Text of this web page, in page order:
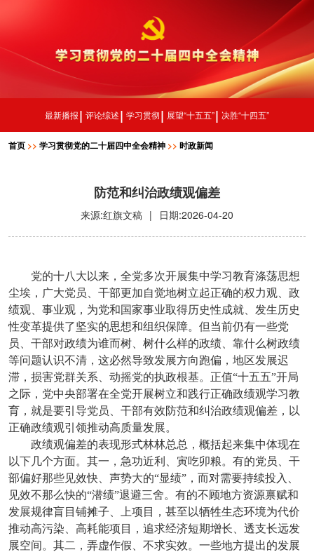
最新播报 评论综述 学习贯彻 展望“十五五” 决胜“十四五”
首页 >> 学习贯彻党的二十届四中全会精神 >> 时政新闻
防范和纠治政绩观偏差
来源:红旗文稿 | 日期:2026-04-20
党的十八大以来，全党多次开展集中学习教育涤荡思想
尘埃，广大党员、干部更加自觉地树立起正确的权力观、政
绩观、事业观，为党和国家事业取得历史性成就、发生历史
性变革提供了坚实的思想和组织保障。但当前仍有一些党
员、干部对政绩为谁而树、树什么样的政绩、靠什么树政绩
等问题认识不清，这必然导致发展方向跑偏，地区发展迟
滞，损害党群关系、动摇党的执政根基。正值“十五五”开局
之际，党中央部署在全党开展树立和践行正确政绩观学习教
育，就是要引导党员、干部有效防范和纠治政绩观偏差，以
正确政绩观引领推动高质量发展。
政绩观偏差的表现形式林林总总，概括起来集中体现在
以下几个方面。其一，急功近利、寅吃卯粮。有的党员、干
部偏好那些见效快、声势大的“显绩”，而对需要持续投入、
见效不那么快的“潜绩”退避三舍。有的不顾地方资源禀赋和
发展规律盲目铺摊子、上项目，甚至以牺牲生态环境为代价
推动高污染、高耗能项目，追求经济短期增长、透支长远发
展空间。其二，弄虚作假、不求实效。一些地方提出的发展